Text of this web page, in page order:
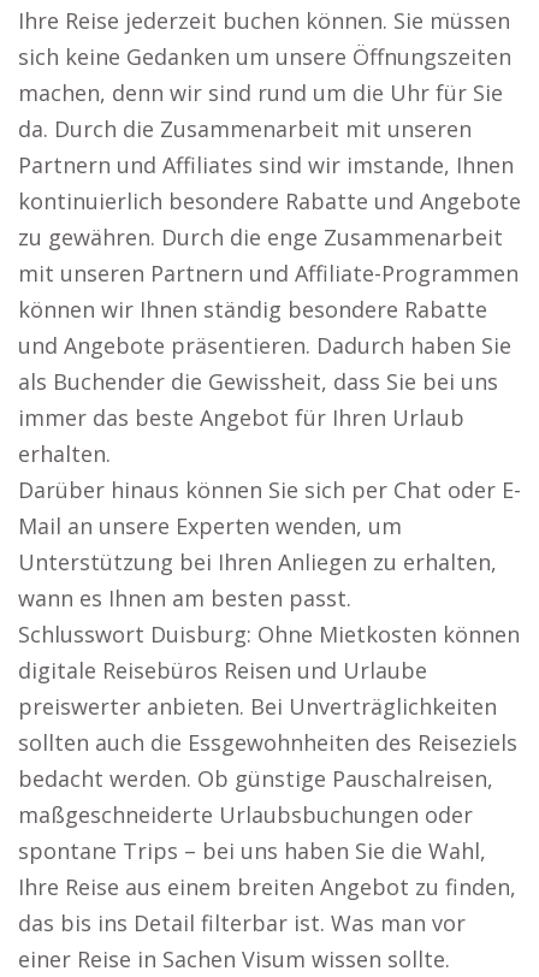
Ihre Reise jederzeit buchen können. Sie müssen
sich keine Gedanken um unsere Öffnungszeiten
machen, denn wir sind rund um die Uhr für Sie
da. Durch die Zusammenarbeit mit unseren
Partnern und Affiliates sind wir imstande, Ihnen
kontinuierlich besondere Rabatte und Angebote
zu gewähren. Durch die enge Zusammenarbeit
mit unseren Partnern und Affiliate-Programmen
können wir Ihnen ständig besondere Rabatte
und Angebote präsentieren. Dadurch haben Sie
als Buchender die Gewissheit, dass Sie bei uns
immer das beste Angebot für Ihren Urlaub
erhalten.
Darüber hinaus können Sie sich per Chat oder E-
Mail an unsere Experten wenden, um
Unterstützung bei Ihren Anliegen zu erhalten,
wann es Ihnen am besten passt.
Schlusswort Duisburg: Ohne Mietkosten können
digitale Reisebüros Reisen und Urlaube
preiswerter anbieten. Bei Unverträglichkeiten
sollten auch die Essgewohnheiten des Reiseziels
bedacht werden. Ob günstige Pauschalreisen,
maßgeschneiderte Urlaubsbuchungen oder
spontane Trips – bei uns haben Sie die Wahl,
Ihre Reise aus einem breiten Angebot zu finden,
das bis ins Detail filterbar ist. Was man vor
einer Reise in Sachen Visum wissen sollte.